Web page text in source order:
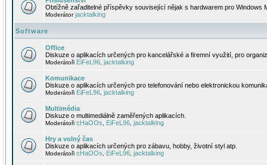
Obtížně zařaditelné příspěvky související nějak s hardwarem pro Windows
Moderátorjacktalking
Software
Office
Diskuze o aplikacích určených pro kancelářské a firemní využití, pro
Moderátoři EiFeL96 jacktalking
Komunikace
Diskuze o aplikacích určených pro telefonování nebo elektronickou
Moderátoři EiFeL96 jacktalking
Multimédia
Diskuze o multimediálně zaměřených aplikacích.
Moderátoři cHaOOs EiFeL96 jacktalking
Hry a volný čas
Diskuze o aplikacích určených pro zábavu, hobby, životní styl atp.
Moderátoři cHaOOs EiFeL96 jacktalking